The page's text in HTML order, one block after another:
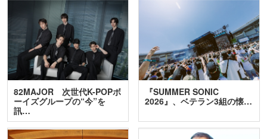
82MAJOR 次世代K-POPボ
ーイズグループの“今”を
訊…
『SUMMER SONIC
2026』、ベテラン3組の懐…